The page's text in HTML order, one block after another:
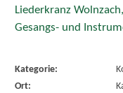
Liederkranz
Gesangs- und
Kategorie:
Ort: